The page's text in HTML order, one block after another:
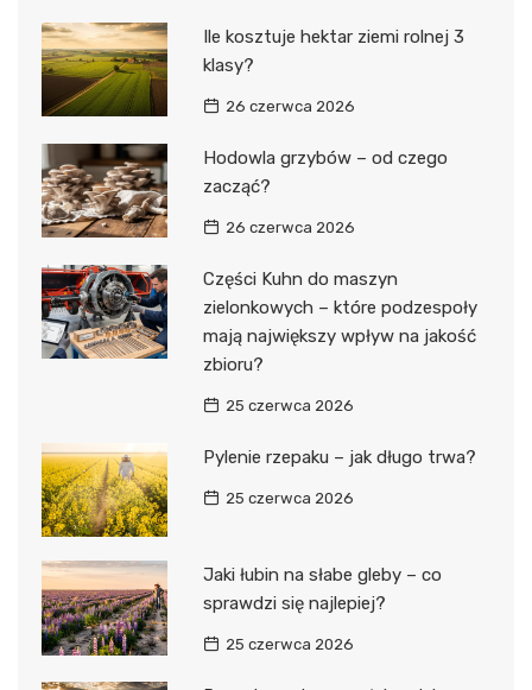
Ile kosztuje hektar ziemi rolnej 3
klasy?
26 czerwca 2026
Hodowla grzybów – od czego
zacząć?
26 czerwca 2026
Części Kuhn do maszyn
zielonkowych – które podzespoły
mają największy wpływ na jakość
zbioru?
25 czerwca 2026
Pylenie rzepaku – jak długo trwa?
25 czerwca 2026
Jaki łubin na słabe gleby – co
sprawdzi się najlepiej?
25 czerwca 2026